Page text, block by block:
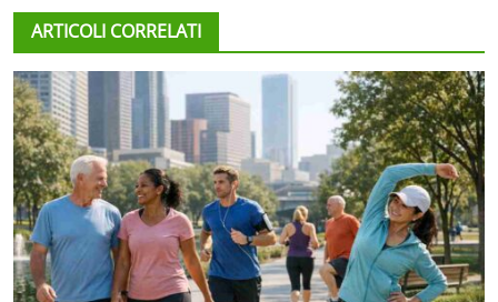
ARTICOLI CORRELATI